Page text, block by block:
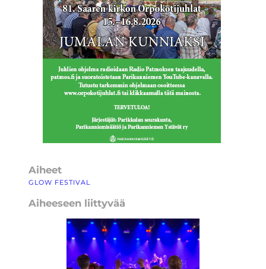
Aiheet
GLOW FESTIVAL
Aiheeseen liittyvää